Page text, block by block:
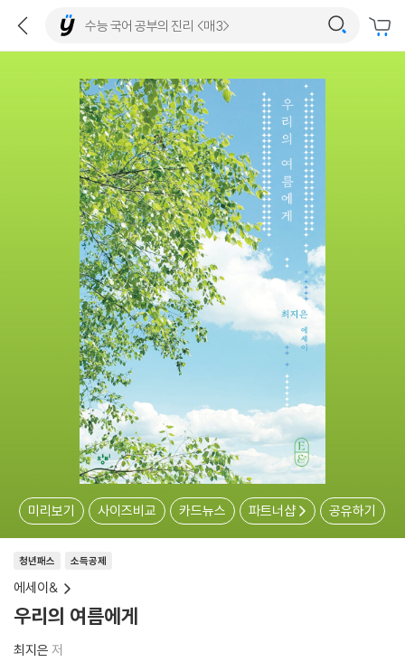
미리보기 사이즈비교 카드뉴스 파트너샵 공유하기
소득공제
청년패스
에세이&
우리의 여름에게
최지은 저